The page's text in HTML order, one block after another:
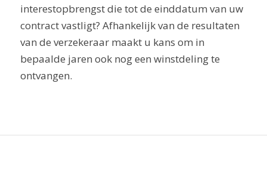
interestopbrengst die tot de einddatum van uw
contract vastligt? Afhankelijk van de resultaten
van de verzekeraar maakt u kans om in
bepaalde jaren ook nog een winstdeling te
ontvangen.